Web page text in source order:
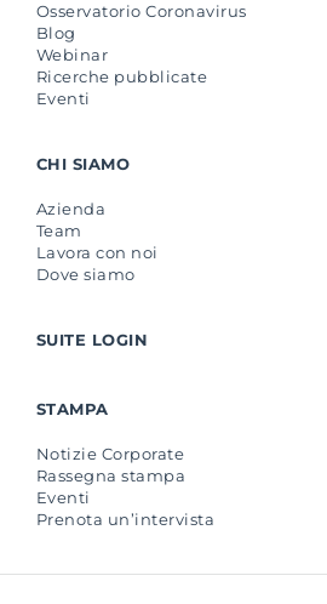
Osservatorio Coronavirus
Blog
Webinar
Ricerche pubblicate
Eventi
CHI SIAMO
Azienda
Team
Lavora con noi
Dove siamo
SUITE LOGIN
STAMPA
Notizie Corporate
Rassegna stampa
Eventi
Prenota un’intervista